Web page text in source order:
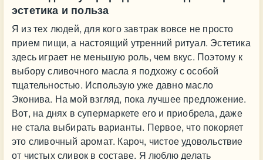
эстетика и польза
Я из тех людей, для кого завтрак вовсе не просто
прием пищи, а настоящий утренний ритуал. Эстетика
здесь играет не меньшую роль, чем вкус. Поэтому к
выбору сливочного масла я подхожу с особой
тщательностью. Использую уже давно масло
Эконива. На мой взгляд, пока лучшее предложение.
Вот, на днях в супермаркете его и приобрела, даже
не стала выбирать варианты. Первое, что покоряет
это сливочный аромат. Кароч, чистое удовольствие
от чистых сливок в составе. Я люблю делать